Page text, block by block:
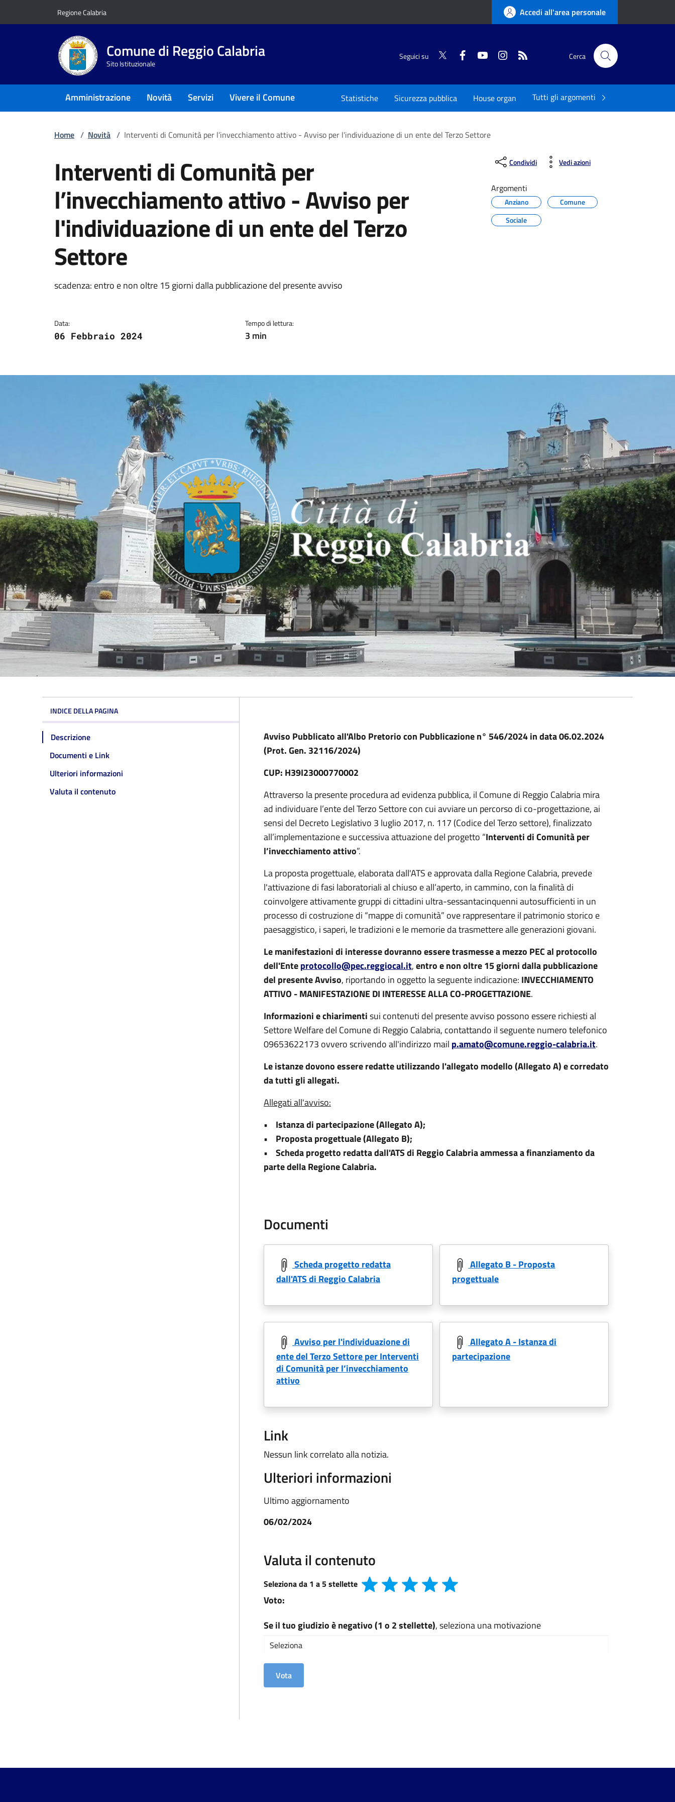
Regione Calabria Accedi all'area personale
Comune di Reggio Calabria
Sito Istituzionale
Seguici su Twitter FacebookYouTubeInstagram Cerca
Amministrazione Novità Servizi Vivere il Comune Statistiche Sicurezza pubblica House organ Tutti gli argomenti
Home / Novità / Interventi di Comunità per l’invecchiamento attivo - Avviso per l'individuazione di un ente del Terzo Settore
Interventi di Comunità per
l’invecchiamento attivo - Avviso per
l'individuazione di un ente del Terzo
Settore
Dettagli della notizia
scadenza: entro e non oltre 15 giorni dalla pubblicazione del presente avviso
Data:
06 Febbraio 2024
Tempo di lettura:
3 min
Condividi Vedi azioni
Argomenti
Anziano
Comune
Sociale
INDICE DELLA PAGINA
Descrizione
Documenti e Link
Ulteriori informazioni
Valuta il contenuto
Avviso Pubblicato all'Albo Pretorio con Pubblicazione n° 546/2024 in data 06.02.2024
(Prot. Gen. 32116/2024)
CUP: H39I23000770002
Attraverso la presente procedura ad evidenza pubblica, il Comune di Reggio Calabria mira
ad individuare l’ente del Terzo Settore con cui avviare un percorso di co-progettazione, ai
sensi del Decreto Legislativo 3 luglio 2017, n. 117 (Codice del Terzo settore), finalizzato
all’implementazione e successiva attuazione del progetto “Interventi di Comunità per
l’invecchiamento attivo”.
La proposta progettuale, elaborata dall'ATS e approvata dalla Regione Calabria, prevede
l'attivazione di fasi laboratoriali al chiuso e all’aperto, in cammino, con la finalità di
coinvolgere attivamente gruppi di cittadini ultra-sessantacinquenni autosufficienti in un
processo di costruzione di “mappe di comunità” ove rappresentare il patrimonio storico e
paesaggistico, i saperi, le tradizioni e le memorie da trasmettere alle generazioni giovani.
Le manifestazioni di interesse dovranno essere trasmesse a mezzo PEC al protocollo
dell'Enteprotocollo@pec.reggiocal.it,entro e non oltre 15 giorni dalla pubblicazione
del presente Avviso, riportando in oggetto la seguente indicazione: INVECCHIAMENTO
ATTIVO - MANIFESTAZIONE DI INTERESSE ALLA CO-PROGETTAZIONE.
Informazioni e chiarimentisui contenuti del presente avviso possono essere richiesti al
Settore Welfare del Comune di Reggio Calabria, contattando il seguente numero telefonico
09653622173 ovvero scrivendo all'indirizzo mail p.amato@comune.reggio-calabria.it.
Le istanze dovono essere redatte utilizzando l'allegato modello (Allegato A) e corredato
da tutti gli allegati.
Allegati all'avviso:
• Istanza di partecipazione (Allegato A);
• Proposta progettuale (Allegato B);
• Scheda progetto redatta dall'ATS di Reggio Calabria ammessa a finanziamento da
parte della Regione Calabria.
Documenti
Scheda progetto redatta
dall'ATS di Reggio Calabria
Allegato B - Proposta
progettuale
Avviso per l'individuazione di
ente del Terzo Settore per Interventi
di Comunità per l’invecchiamento
attivo
Allegato A - Istanza di
partecipazione
Link
Nessun link correlato alla notizia.
Ulteriori informazioni
Ultimo aggiornamento
06/02/2024
Valuta il contenuto
Seleziona da 1 a 5 stellette
Voto:
Se il tuo giudizio è negativo (1 o 2 stellette), seleziona una motivazione